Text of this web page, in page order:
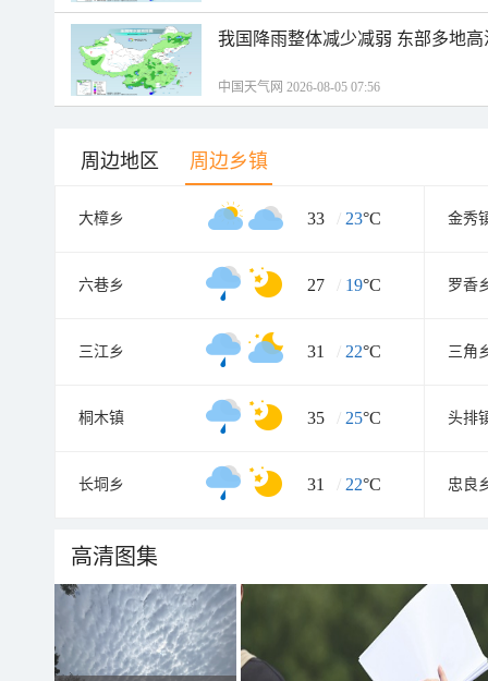
我国降雨整体减少减弱 东部多地
中国天气网 2026-08-05 07:56
周边地区 周边乡镇
大樟乡 33 / 23°C 金秀
六巷乡 27 / 19°C 罗香
三江乡 31 / 22°C 三角
桐木镇 35 / 25°C 头排
长垌乡 31 / 22°C 忠良
高清图集